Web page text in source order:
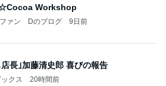
Workshop
ァン Dのブログ 9日前
店長｣加藤清史郎 喜びの報告
クス 20時間前